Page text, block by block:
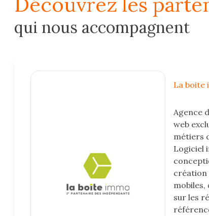
e-
mail
contact
qui nous accompagnent
La boite
Agence
web
métiers
Logiciel
création
mobiles,
sur les